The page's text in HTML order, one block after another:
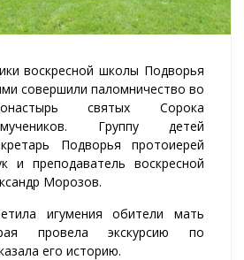
воскресной школы Подворья
совершили паломничество во
святых Сорока
Группу детей
Подворья протоиерей
и преподаватель воскресной
Морозов.
игумения обители мать
провела экскурсию по
его историю.